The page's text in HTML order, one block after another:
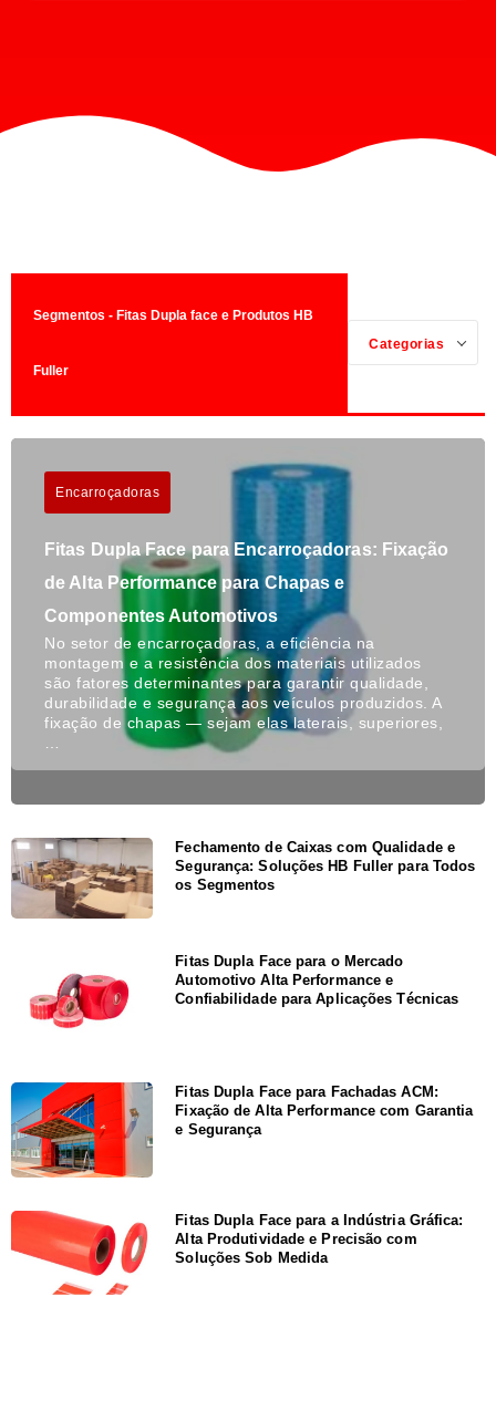
Segmentos - Fitas Dupla face e Produtos HB
Fuller
Categorias
Encarroçadoras
Fitas Dupla Face para Encarroçadoras: Fixação
de Alta Performance para Chapas e
Componentes Automotivos
No setor de encarroçadoras, a eficiência na
montagem e a resistência dos materiais utilizados
são fatores determinantes para garantir qualidade,
durabilidade e segurança aos veículos produzidos. A
fixação de chapas — sejam elas laterais, superiores,
Fechamento de Caixas com Qualidade e
Segurança: Soluções HB Fuller para Todos
os Segmentos
Fitas Dupla Face para o Mercado
Automotivo Alta Performance e
Confiabilidade para Aplicações Técnicas
Fitas Dupla Face para Fachadas ACM:
Fixação de Alta Performance com Garantia
e Segurança
Fitas Dupla Face para a Indústria Gráfica:
Alta Produtividade e Precisão com
Soluções Sob Medida